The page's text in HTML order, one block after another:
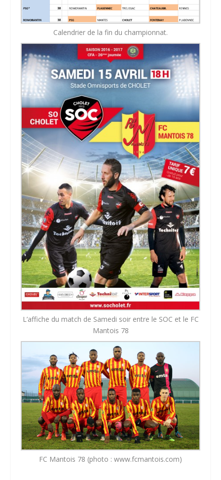
Calendrier de la fin du championnat.
L’affiche du match de Samedi soir entre le SOC et le FC
Mantois 78
FC Mantois 78 (photo : www.fcmantois.com)